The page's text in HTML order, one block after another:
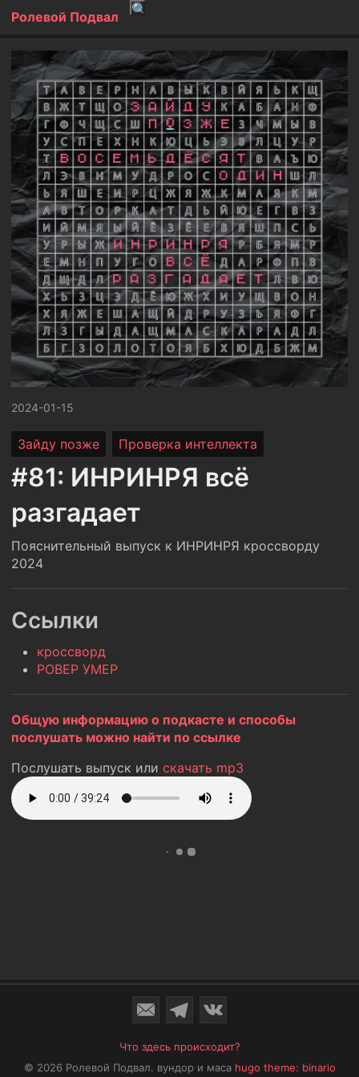
Ролевой Подвал
2024-01-15
Зайду позже Проверка интеллекта
#81: ИНРИНРЯ всё
разгадает
Пояснительный выпуск к ИНРИНРЯ кроссворду
2024
Ссылки
кроссворд
РОВЕР УМЕР
Общую информацию о подкасте и способы
послушать можно найти по ссылке
Послушать выпуск или скачать mp3
Что здесь происходит?
© 2026 Ролевой Подвал. вундор и маса hugo theme: binario